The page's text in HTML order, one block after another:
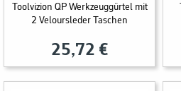
Toolvizion QP Werkzeuggürtel mit
2 Veloursleder Taschen
25,72 €